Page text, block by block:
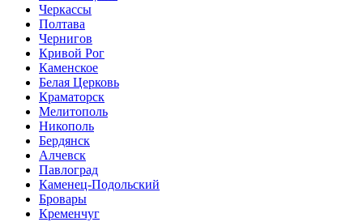
Черкассы
Полтава
Чернигов
Кривой Рог
Каменское
Белая Церковь
Краматорск
Мелитополь
Никополь
Бердянск
Алчевск
Павлоград
Каменец-Подольский
Бровары
Кременчуг